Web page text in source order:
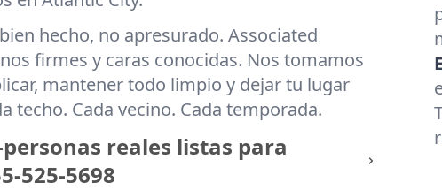
hecho, no apresurado. Associated
firmes y caras conocidas. Nos tomamos
mantener todo limpio y dejar tu lugar
techo. Cada vecino. Cada temporada.
reales listas para
525-5698